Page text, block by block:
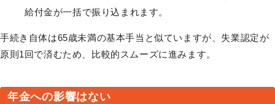
給付金が一括で振り込まれます。
手続き自体は65歳未満の基本手当と似ていますが、失業認定が
原則1回で済むため、比較的スムーズに進みます。
年金への影響はない